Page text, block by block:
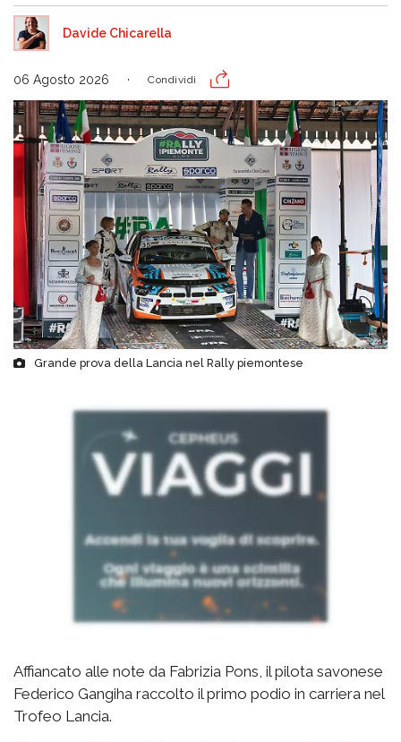
Davide Chicarella
06 Agosto 2026 Condividi
Grande prova della Lancia nel Rally piemontese
Affiancato alle note da Fabrizia Pons, il pilota savonese
Federico Gangiha raccolto il primo podio in carriera nel
Trofeo Lancia.